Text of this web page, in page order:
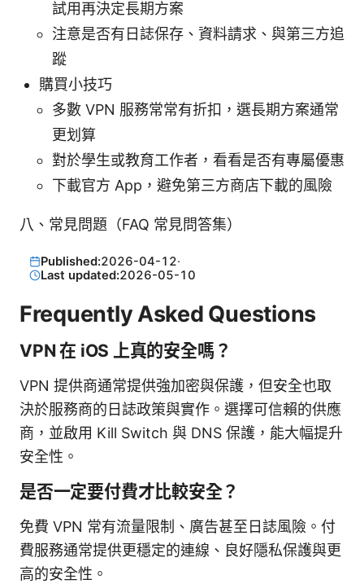
試用再決定長期方案
注意是否有日誌保存、資料請求、與第三方追
蹤
購買小技巧
多數 VPN 服務常常有折扣，選長期方案通常
更划算
對於學生或教育工作者，看看是否有專屬優惠
下載官方 App，避免第三方商店下載的風險
八、常見問題（FAQ 常見問答集）
Published:2026-04-12·
Last updated:2026-05-10
Frequently Asked Questions
VPN 在 iOS 上真的安全嗎？
VPN 提供商通常提供強加密與保護，但安全也取
決於服務商的日誌政策與實作。選擇可信賴的供應
商，並啟用 Kill Switch 與 DNS 保護，能大幅提升
安全性。
是否一定要付費才比較安全？
免費 VPN 常有流量限制、廣告甚至日誌風險。付
費服務通常提供更穩定的連線、良好隱私保護與更
高的安全性。